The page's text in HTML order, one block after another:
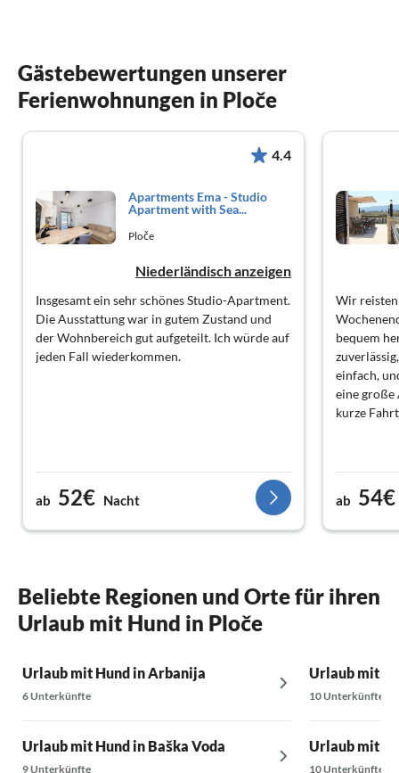
Gästebewertungen unserer
Ferienwohnungen in Ploče
4.4
Apartments Ema - Studio
Apartment with Sea...
Ploče
Niederländisch anzeigen
Insgesamt ein sehr schönes Studio-Apartment.
Die Ausstattung war in gutem Zustand und
der Wohnbereich gut aufgeteilt. Ich würde auf
jeden Fall wiederkommen.
ab 52€ Nacht
Wir
bequem
einfach,
eine große
kurze
ab 54€
Beliebte Regionen und Orte für ihren
Urlaub mit Hund in Ploče
Urlaub mit Hund in Arbanija
6 Unterkünfte
Urlaub mit Hund in Baška Voda
9 Unterkünfte
Urlaub mit
10 Unterkünfte
Urlaub mit
10 Unterkünfte